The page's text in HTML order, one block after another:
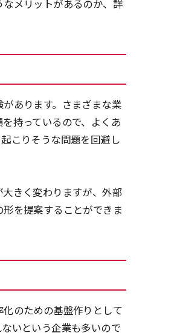
メリットがあるのか、詳
あります。さまざまな業
持っているので、よくあ
こりそうな問題を回避し
きく変わりますが、外部
を提案することができま
のための基盤作りとして
いという企業も多いので